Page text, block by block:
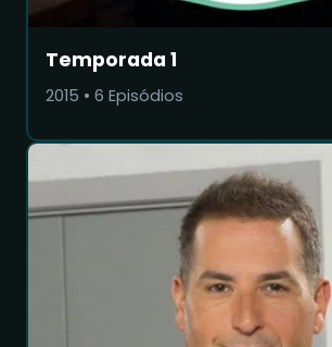
Temporada 1
2015 • 6 Episódios